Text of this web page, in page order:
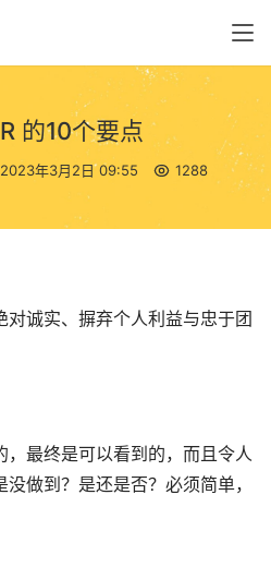
的10个要点
2023年3月2日 09:55 1288
对诚实、摒弃个人利益与忠于团
，最终是可以看到的，而且令人
做到？是还是否？必须简单，